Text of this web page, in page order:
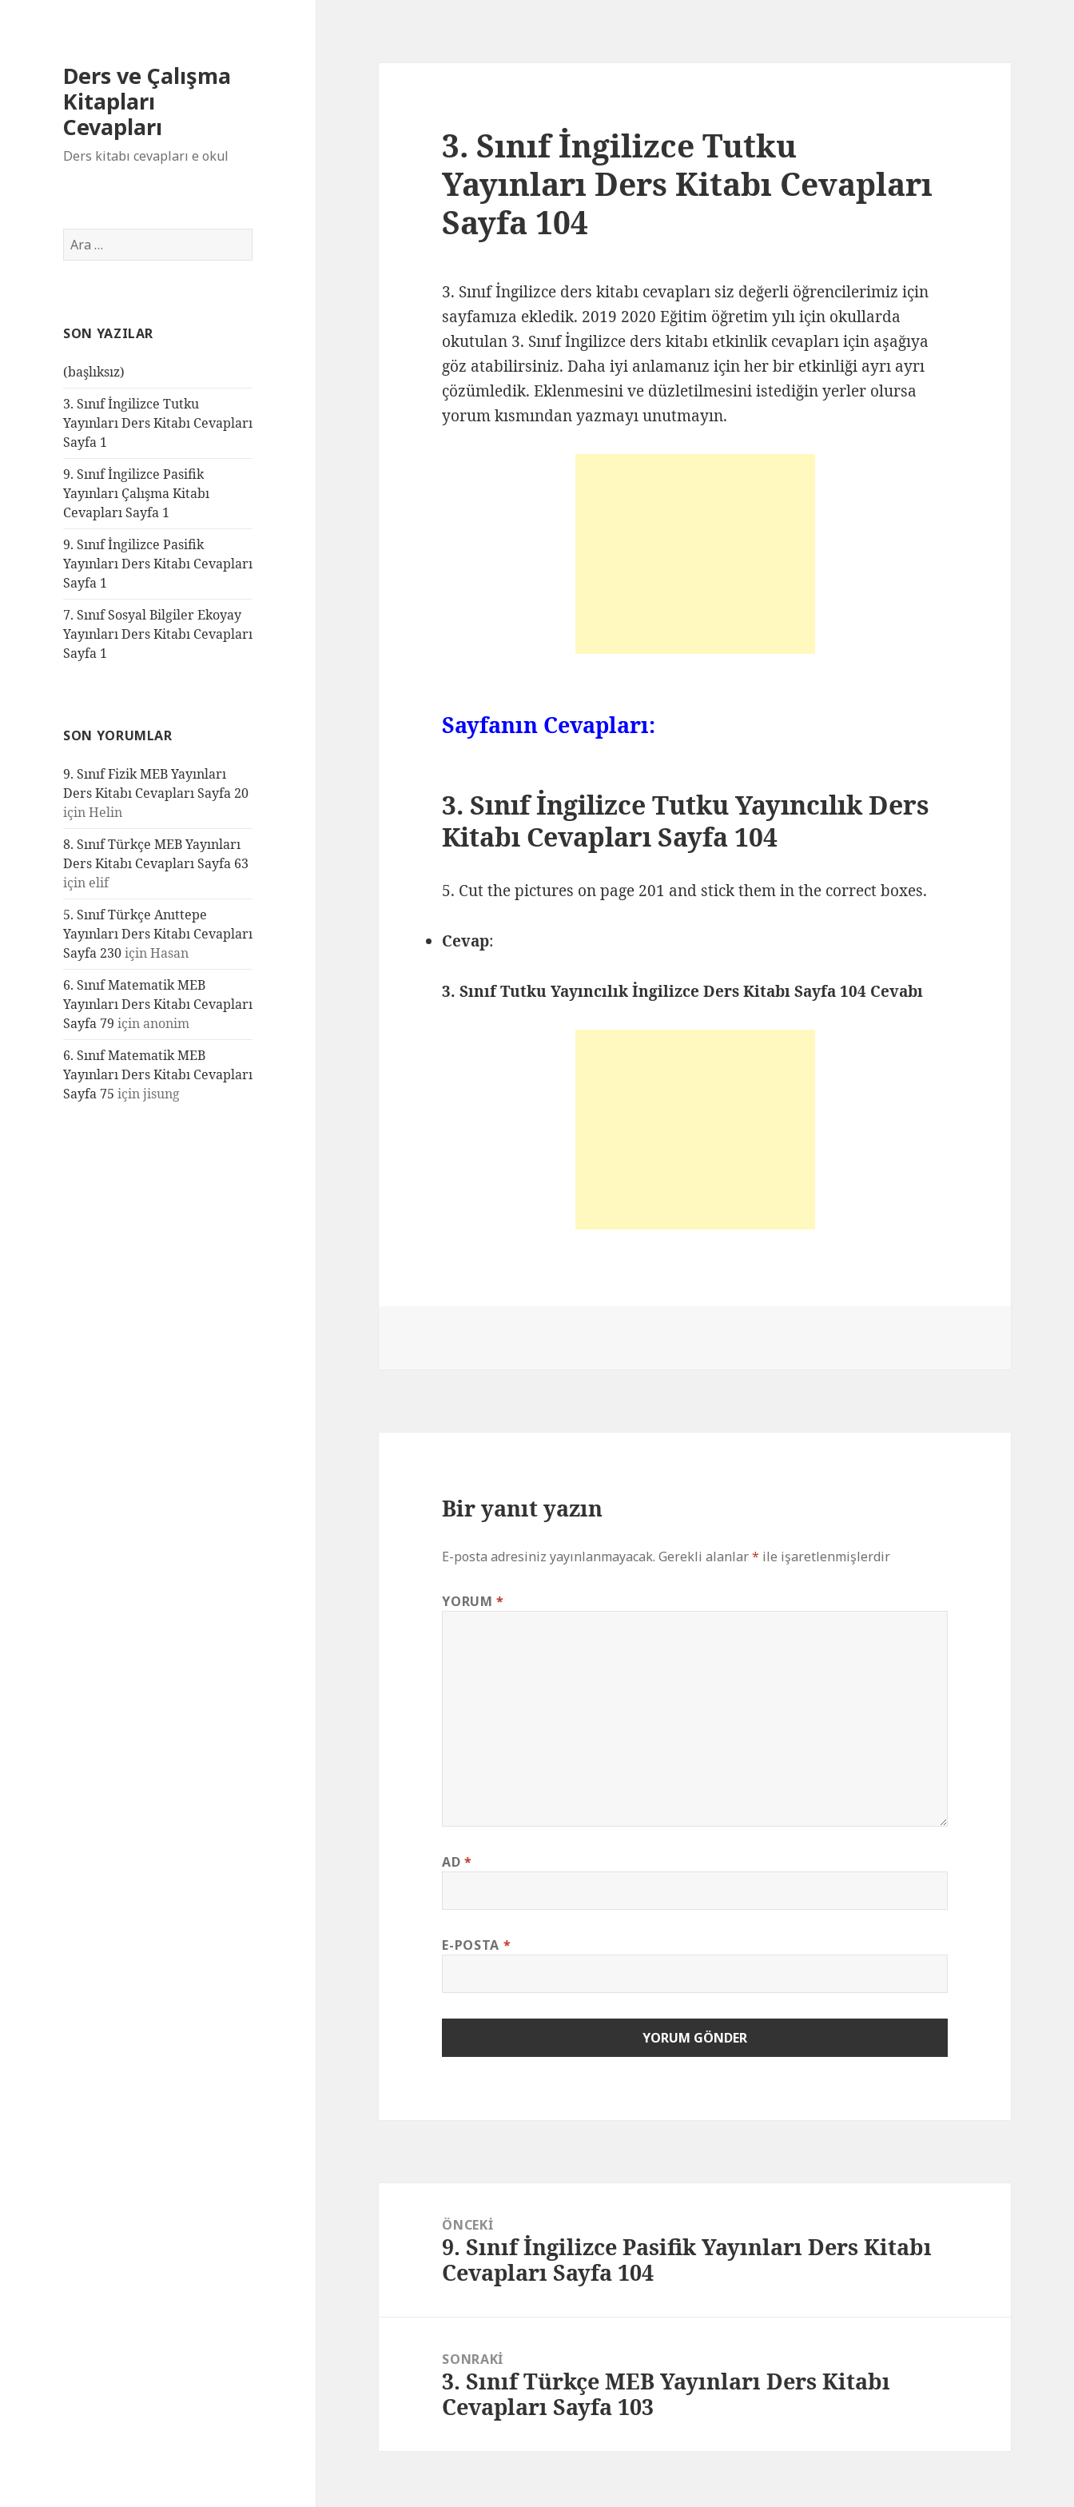
Ders ve Çalışma
Kitapları
Cevapları
Ders kitabı cevapları e okul
Arama:
SON YAZILAR
(başlıksız)
3. Sınıf İngilizce Tutku
Yayınları Ders Kitabı Cevapları
Sayfa 1
9. Sınıf İngilizce Pasifik
Yayınları Çalışma Kitabı
Cevapları Sayfa 1
9. Sınıf İngilizce Pasifik
Yayınları Ders Kitabı Cevapları
Sayfa 1
7. Sınıf Sosyal Bilgiler Ekoyay
Yayınları Ders Kitabı Cevapları
Sayfa 1
SON YORUMLAR
9. Sınıf Fizik MEB Yayınları
Ders Kitabı Cevapları Sayfa 20
içinHelin
8. Sınıf Türkçe MEB Yayınları
Ders Kitabı Cevapları Sayfa 63
için elif
5. Sınıf Türkçe Anıttepe
Yayınları Ders Kitabı Cevapları
Sayfa 230içinHasan
6. Sınıf Matematik MEB
Yayınları Ders Kitabı Cevapları
Sayfa 79 için anonim
6. Sınıf Matematik MEB
Yayınları Ders Kitabı Cevapları
Sayfa 75 içinjisung
3. Sınıf İngilizce Tutku
Yayınları Ders Kitabı Cevapları
Sayfa 104
3. Sınıf İngilizce ders kitabı cevapları siz değerli öğrencilerimiz için
sayfamıza ekledik. 2019 2020 Eğitim öğretim yılı için okullarda
okutulan 3. Sınıf İngilizce ders kitabı etkinlik cevapları için aşağıya
göz atabilirsiniz. Daha iyi anlamanız için her bir etkinliği ayrı ayrı
çözümledik. Eklenmesini ve düzletilmesini istediğin yerler olursa
yorum kısmından yazmayı unutmayın.
Sayfanın Cevapları:
3. Sınıf İngilizce Tutku Yayıncılık Ders
Kitabı Cevapları Sayfa 104
5. Cut the pictures on page 201 and stick them in the correct boxes.
Cevap:
3. Sınıf Tutku Yayıncılık İngilizce Ders Kitabı Sayfa 104 Cevabı
Bir yanıt yazın
E-posta adresiniz yayınlanmayacak. Gerekli alanlar* ile işaretlenmişlerdir
YORUM*
AD*
E-POSTA *
gezinmesiÖNCEKI
Önceki
yazı:
9. Sınıf İngilizce Pasifik Yayınları Ders Kitabı
Cevapları Sayfa 104
SONRAKI
Sonraki
yazı:
3. Sınıf Türkçe MEB Yayınları Ders Kitabı
Cevapları Sayfa 103